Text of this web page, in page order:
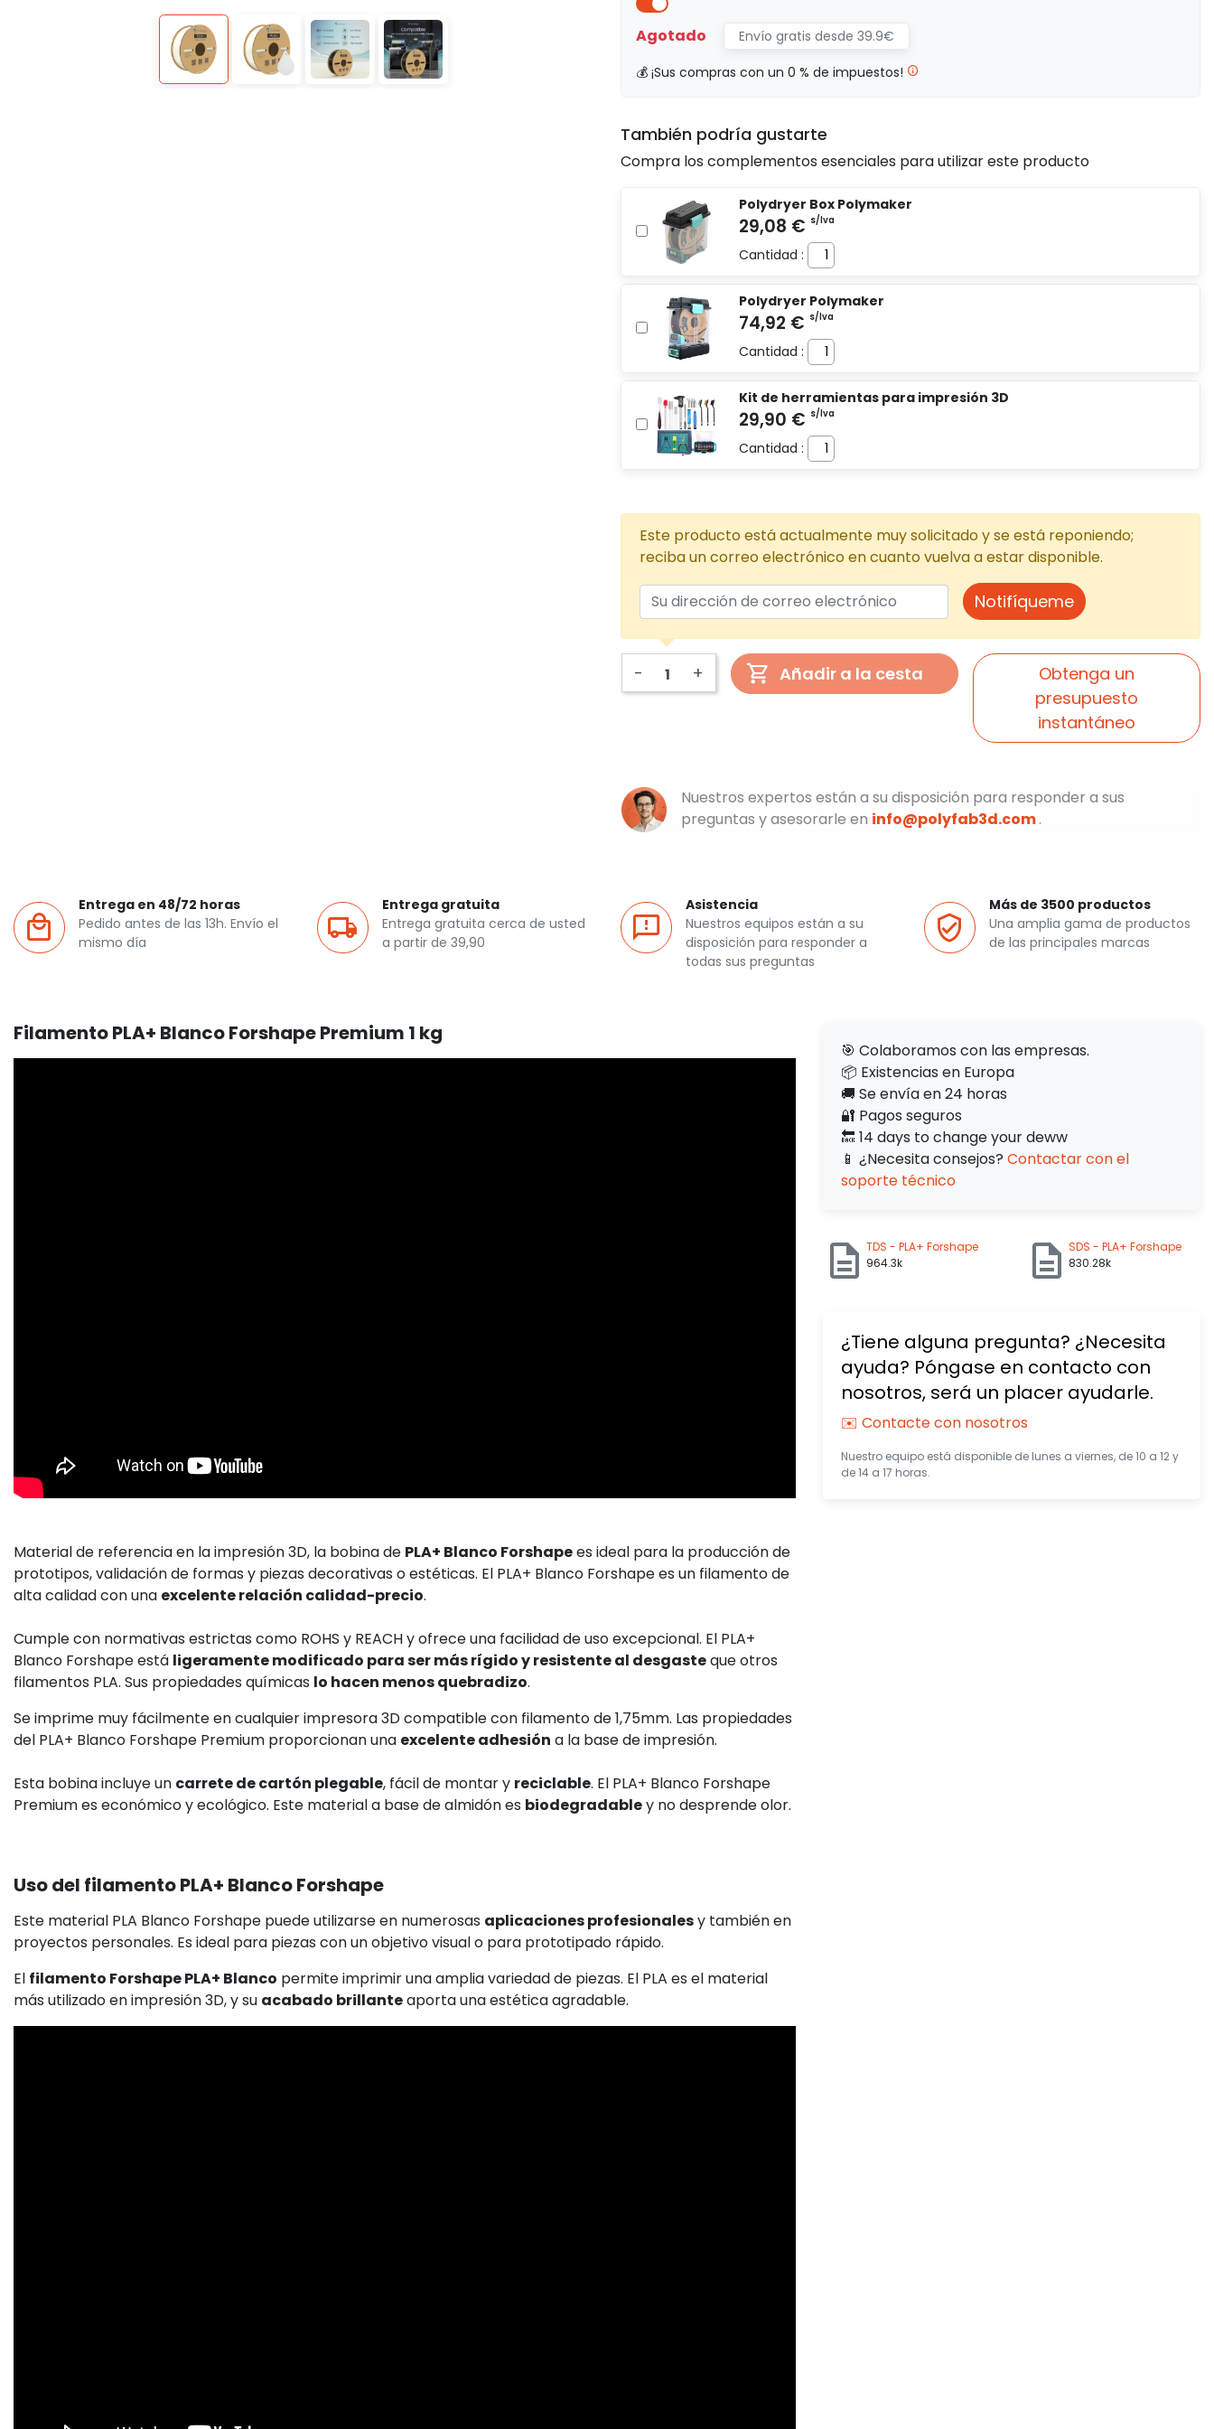
Agotado
Envío gratis desde 39.9€
💰 ¡Sus compras con un 0 % de impuestos!
También podría gustarte
Compra los complementos esenciales para utilizar este producto
Polydryer Box Polymaker
Cantidad :
Polydryer Polymaker
Cantidad :
Kit de herramientas para impresión 3D
Cantidad :
Este producto está actualmente muy solicitado y se está reponiendo;
reciba un correo electrónico en cuanto vuelva a estar disponible.
Notifíqueme
- + Añadir a la cesta
Obtenga un
presupuesto
instantáneo
Nuestros expertos están a su disposición para responder a sus
preguntas y asesorarle en info@polyfab3d.com.
Entrega en 48/72 horas
Pedido antes de las 13h. Envío el
mismo día
Entrega gratuita
Entrega gratuita cerca de usted
a partir de 39,90
Asistencia
Nuestros equipos están a su
disposición para responder a
todas sus preguntas
Más de 3500 productos
Una amplia gama de productos
de las principales marcas
Filamento PLA+ Blanco Forshape Premium 1 kg
Material de referencia en la impresión 3D, la bobina de PLA+ Blanco Forshapees ideal para la producción de
prototipos, validación de formas y piezas decorativas o estéticas. El PLA+ Blanco Forshape es un filamento de
alta calidad con una excelente relación calidad-precio.
Cumple con normativas estrictas como ROHS y REACH y ofrece una facilidad de uso excepcional. El PLA+
Blanco Forshape está ligeramente modificado para ser más rígido y resistente al desgasteque otros
filamentos PLA. Sus propiedades químicas lo hacen menos quebradizo.
Se imprime muy fácilmente en cualquier impresora 3D compatible con filamento de 1,75mm. Las propiedades
del PLA+ Blanco Forshape Premium proporcionan una excelente adhesión a la base de impresión.
Esta bobina incluye un carrete de cartón plegable, fácil de montar y reciclable. El PLA+ Blanco Forshape
Premium es económico y ecológico. Este material a base de almidón es biodegradabley no desprende olor.
Uso del filamento PLA+ Blanco Forshape
Este material PLA Blanco Forshape puede utilizarse en numerosas aplicaciones profesionalesy también en
proyectos personales. Es ideal para piezas con un objetivo visual o para prototipado rápido.
El filamento Forshape PLA+ Blanco permite imprimir una amplia variedad de piezas. El PLA es el material
más utilizado en impresión 3D, y su acabado brillanteaporta una estética agradable.
🎯 Colaboramos con las empresas.
📦 Existencias en Europa
🚚 Se envía en 24 horas
🔐 Pagos seguros
🔙 14 days to change your deww
📱 ¿Necesita consejos? Contactar con el
soporte técnico
TDS - PLA+ Forshape
964.3k
SDS - PLA+ Forshape
830.28k
¿Tiene alguna pregunta? ¿Necesita
ayuda? Póngase en contacto con
nosotros, será un placer ayudarle.
✉️ Contacte con nosotros
Nuestro equipo está disponible de lunes a viernes, de 10 a 12 y
de 14 a 17 horas.